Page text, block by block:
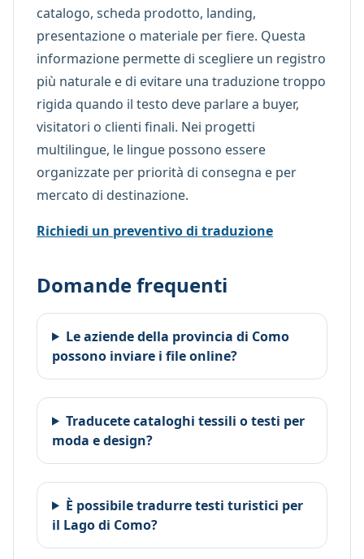
catalogo, scheda prodotto, landing,
presentazione o materiale per fiere. Questa
informazione permette di scegliere un registro
più naturale e di evitare una traduzione troppo
rigida quando il testo deve parlare a buyer,
visitatori o clienti finali. Nei progetti
multilingue, le lingue possono essere
organizzate per priorità di consegna e per
mercato di destinazione.
Richiedi un preventivo di traduzione
Domande frequenti
Le aziende della provincia di Como
possono inviare i file online?
Traducete cataloghi tessili o testi per
moda e design?
È possibile tradurre testi turistici per
il Lago di Como?